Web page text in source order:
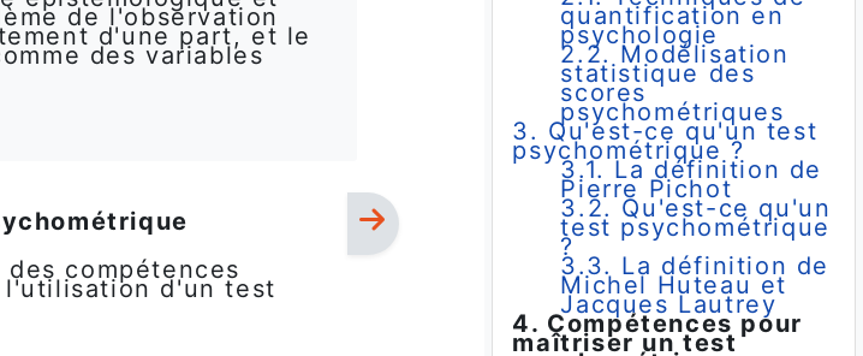
quantification en
psychologie
2.2. Modélisation
statistique des
scores
psychométriques
3. Qu'est-ce qu'un test
psychométrique ?
3.1. La définition de
Pierre Pichot
3.2. Qu'est-ce qu'un
test psychométrique
?
3.3. La définition de
Michel Huteau et
Jacques Lautrey
4. Compétences pour
maîtriser un test
de l'observation
d'une part, et le
des variables
compétences
l'utilisation d'un test